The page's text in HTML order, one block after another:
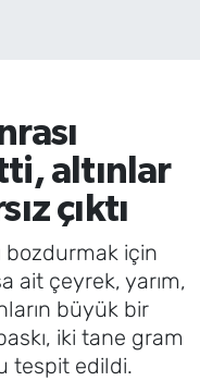
altınlar
çıktı
bozdurmak için
ait çeyrek, yarım,
büyük bir
iki tane gram
tespit edildi.